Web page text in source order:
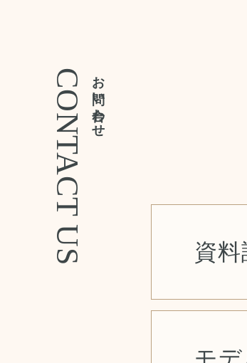
お問い合わせ
CONTACT US 資料
モデ